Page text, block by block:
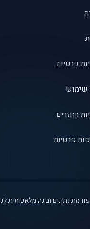
פרטיות
שימוש
החזרים
פרטיות